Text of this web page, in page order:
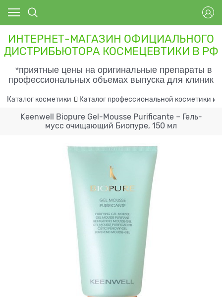
ИНТЕРНЕТ-МАГАЗИН ОФИЦИАЛЬНОГО
ДИСТРИБЬЮТОРА КОСМЕЦЕВТИКИ В РФ
*приятные цены на оригинальные препараты в
профессиональных объемах выпуска для клиник
Каталог косметики Каталог профессиональной косметики и
Keenwell Biopure Gel-Mousse Purificante – Гель-
мусс очищающий Биопуре, 150 мл